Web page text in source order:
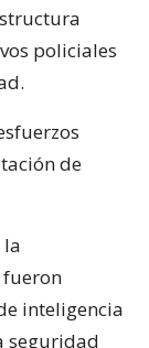
policiales
de
la
inteligencia
seguridad